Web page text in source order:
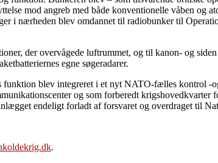
mod angreb med både konventionelle våben
i nærheden blev omdannet til radiobunker til
der overvågede luftrummet, og til kanon- og
egne søgeradarer.
blev integreret i et nyt NATO-fælles kontrol -
og som forberedt
endeligt forladt af forsvaret og overdraget til
.